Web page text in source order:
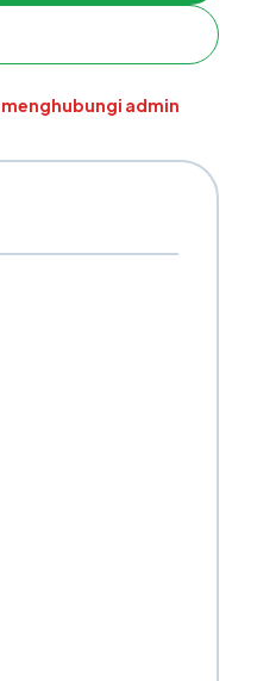
admin